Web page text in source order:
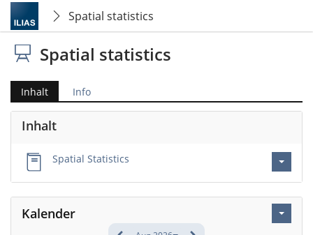
Spatial statistics
Spatial statistics
Inhalt Info
Inhalt
Spatial Statistics
Kalender